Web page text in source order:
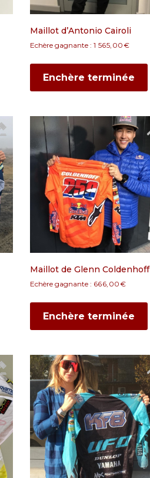
Maillot d’Antonio Cairoli
Echère gagnante : 1 565,00€
Enchère terminée
Maillot de Glenn Coldenhoff
Echère gagnante : 666,00€
Enchère terminée